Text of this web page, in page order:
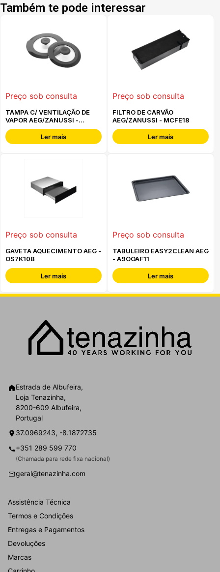
Também te pode interessar
Preço sob consulta
TAMPA C/ VENTILAÇÃO DE
VAPOR AEG/ZANUSSI -
A9HOSM
Ler mais
Preço sob consulta
FILTRO DE CARVÃO
AEG/ZANUSSI - MCFE18
Ler mais
Preço sob consulta
GAVETA AQUECIMENTO AEG -
OS7K10B
Ler mais
Preço sob consulta
TABULEIRO EASY2CLEAN AEG
- A9OOAF11
Ler mais
Estrada de Albufeira,
Loja Tenazinha,
8200-609 Albufeira,
Portugal
37.0969243, -8.1872735
+351 289 599 770
(Chamada para rede fixa nacional)
geral@tenazinha.com
Assistência Técnica
Termos e Condições
Entregas e Pagamentos
Devoluções
Marcas